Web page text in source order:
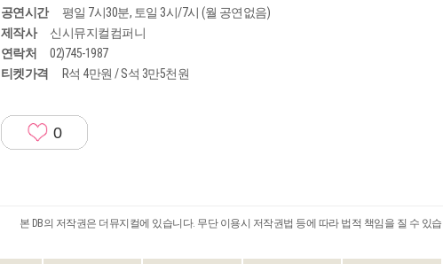
공연시간
평일 7시30분, 토일 3시/7시 (월 공연없음)
제작사
신시뮤지컬컴퍼니
연락처
02)745-1987
티켓가격
R석 4만원 / S석 3만5천원
0
본 DB의 저작권은 더뮤지컬에 있습니다. 무단 이용시 저작권법 등에 따라 법적 책임을 질 수 있